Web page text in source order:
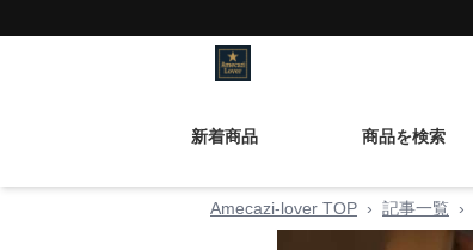
新着商品 商品を検索
Amecazi-lover TOP › 記事一覧 ›